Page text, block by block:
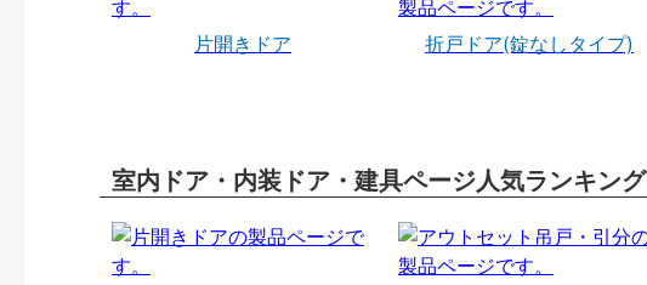
片開きドア 折戸ドア(錠なしタイプ)
室内ドア・内装ドア・建具ページ人気ランキング